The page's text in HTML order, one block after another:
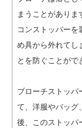
まうことがありま
コンストッパーを
め具から外れてし
とを防ぐことがで
ブローチストッパ
て、洋服やバッグ
後、このストッパ